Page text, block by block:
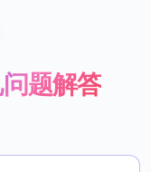
题解答